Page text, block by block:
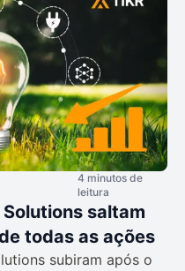
4 minutos de
leitura
saltam
todas as ações
subiram após o